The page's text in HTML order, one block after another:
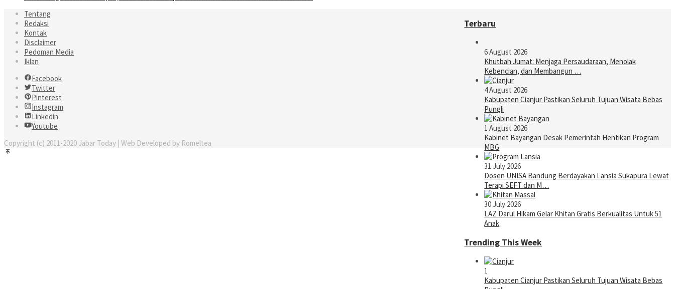
Terbaru
6 August 2026
Khutbah Jumat: Menjaga Persaudaraan, Menolak
Kebencian, dan Membangun …
4 August 2026
Kabupaten Cianjur Pastikan Seluruh Tujuan Wisata Bebas
Pungli
1 August 2026
Kabinet Bayangan Desak Pemerintah Hentikan Program
MBG
31 July 2026
Dosen UNISA Bandung Berdayakan Lansia Sukapura Lewat
Terapi SEFT dan M…
30 July 2026
LAZ Darul Hikam Gelar Khitan Gratis Berkualitas Untuk 51
Anak
Trending This Week
1
Kabupaten Cianjur Pastikan Seluruh Tujuan Wisata Bebas
Tentang
Redaksi
Kontak
Disclaimer
Pedoman Media
Iklan
Facebook
Twitter
Pinterest
Instagram
Linkedin
Youtube
Copyright (c) 2011-2020 Jabar Today | Web Developed by Romeltea